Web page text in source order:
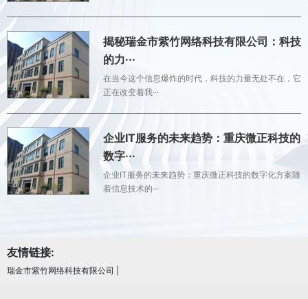
揭秘瑞金市紫竹网络科技有限公司：科技
的力···
在当今这个信息爆炸的时代，科技的力量无处不在，它
正在改变着我···
企业IT服务的未来趋势：重庆微正科技的
数字···
企业IT服务的未来趋势：重庆微正科技的数字化方案随
着信息技术的···
友情链接:
瑞金市紫竹网络科技有限公司